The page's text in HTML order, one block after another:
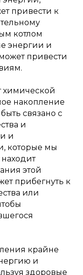
привести к
котлом
энергии и
привести
химической
накопление
связано с
и
и
которые мы
этой
прибегнуть к
или
крайне
и
здоровые